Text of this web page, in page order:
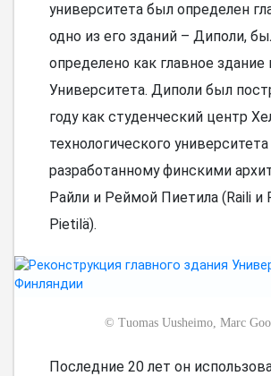
университета был определен
одно из его зданий – Диполи,
определено как главное здание
Университета. Диполи был
году как студенческий центр
технологического
разработанному финскими
Райли и Реймой Пиетила (Raili и
Pietilä).
© Tuomas Uusheimo, Marc
Последние 20 лет он